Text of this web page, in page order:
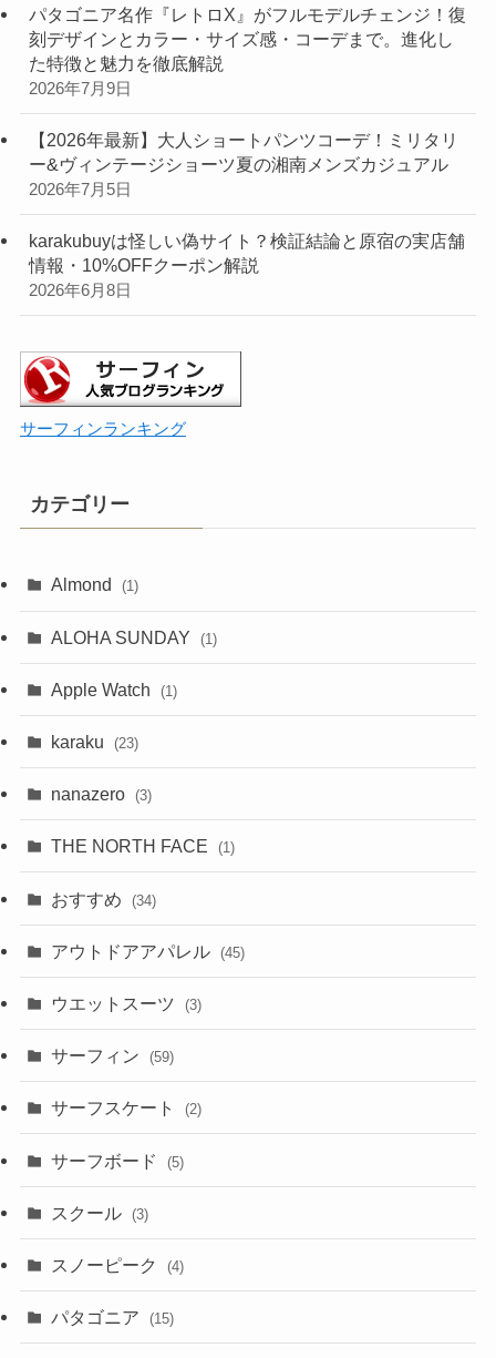
パタゴニア名作『レトロX』がフルモデルチェンジ！復
刻デザインとカラー・サイズ感・コーデまで。進化し
た特徴と魅力を徹底解説
2026年7月9日
【2026年最新】大人ショートパンツコーデ！ミリタリ
ー&ヴィンテージショーツ夏の湘南メンズカジュアル
2026年7月5日
karakubuyは怪しい偽サイト？検証結論と原宿の実店舗
情報・10%OFFクーポン解説
2026年6月8日
サーフィンランキング
カテゴリー
Almond (1)
ALOHA SUNDAY (1)
Apple Watch (1)
karaku (23)
nanazero (3)
THE NORTH FACE (1)
おすすめ (34)
アウトドアアパレル (45)
ウエットスーツ (3)
サーフィン (59)
サーフスケート (2)
サーフボード (5)
スクール (3)
スノーピーク (4)
パタゴニア (15)